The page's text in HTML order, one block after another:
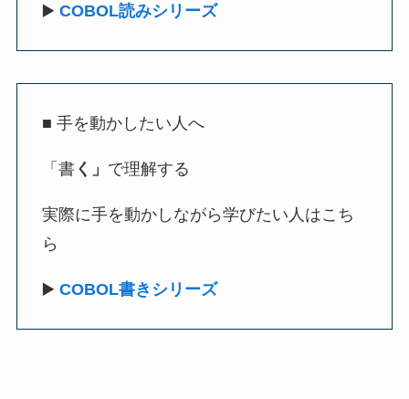
▶️ COBOL読みシリーズ
■ 手を動かしたい人へ
「書く」 で理解する
実際に手を動かしながら学びたい人はこち
ら
▶️ COBOL書きシリーズ